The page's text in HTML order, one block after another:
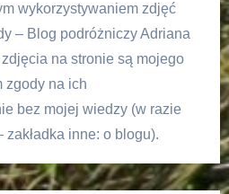
wykorzystywaniem zdjęć
– Blog podróżniczy Adriana
na stronie są mojego
zgody na ich
bez mojej wiedzy (w razie
zakładka inne: o blogu).